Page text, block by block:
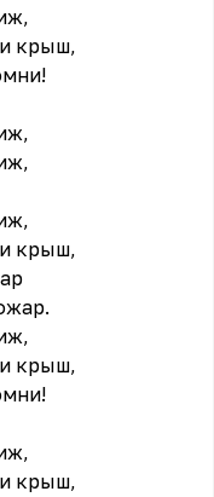
крыш,
крыш,
крыш,
крыш,